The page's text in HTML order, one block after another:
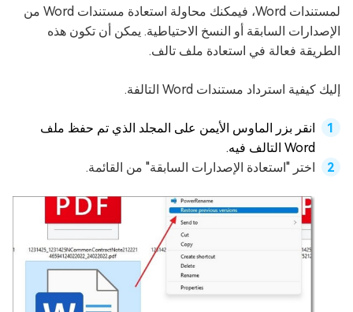
لمستندات Word، فيمكنك محاولة استعادة مستندات Word من
الإصدارات السابقة أو النسخ الاحتياطية. يمكن أن تكون هذه
الطريقة فعالة في استعادة ملف تالف.
إليك كيفية استرداد مستندات Word التالفة.
انقر بزر الماوس الأيمن على المجلد الذي تم حفظ ملف
Word التالف فيه.
اختر "استعادة الإصدارات السابقة" من القائمة.